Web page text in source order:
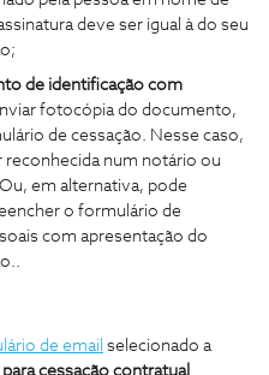
deve ser igual à do seu
de identificação com
fotocópia do documento,
de cessação. Nesse caso,
reconhecida num notário ou
em alternativa, pode
o formulário de
com apresentação do
de email selecionado a
cessação contratual